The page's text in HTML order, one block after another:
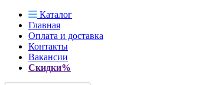
Каталог
Главная
Оплата и доставка
Контакты
Вакансии
Скидки%